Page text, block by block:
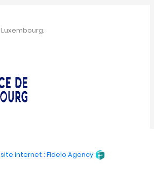
internet : Fidelo Agency